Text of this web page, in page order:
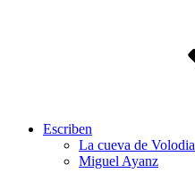
Escriben
La cueva de Volodia
Miguel Ayanz